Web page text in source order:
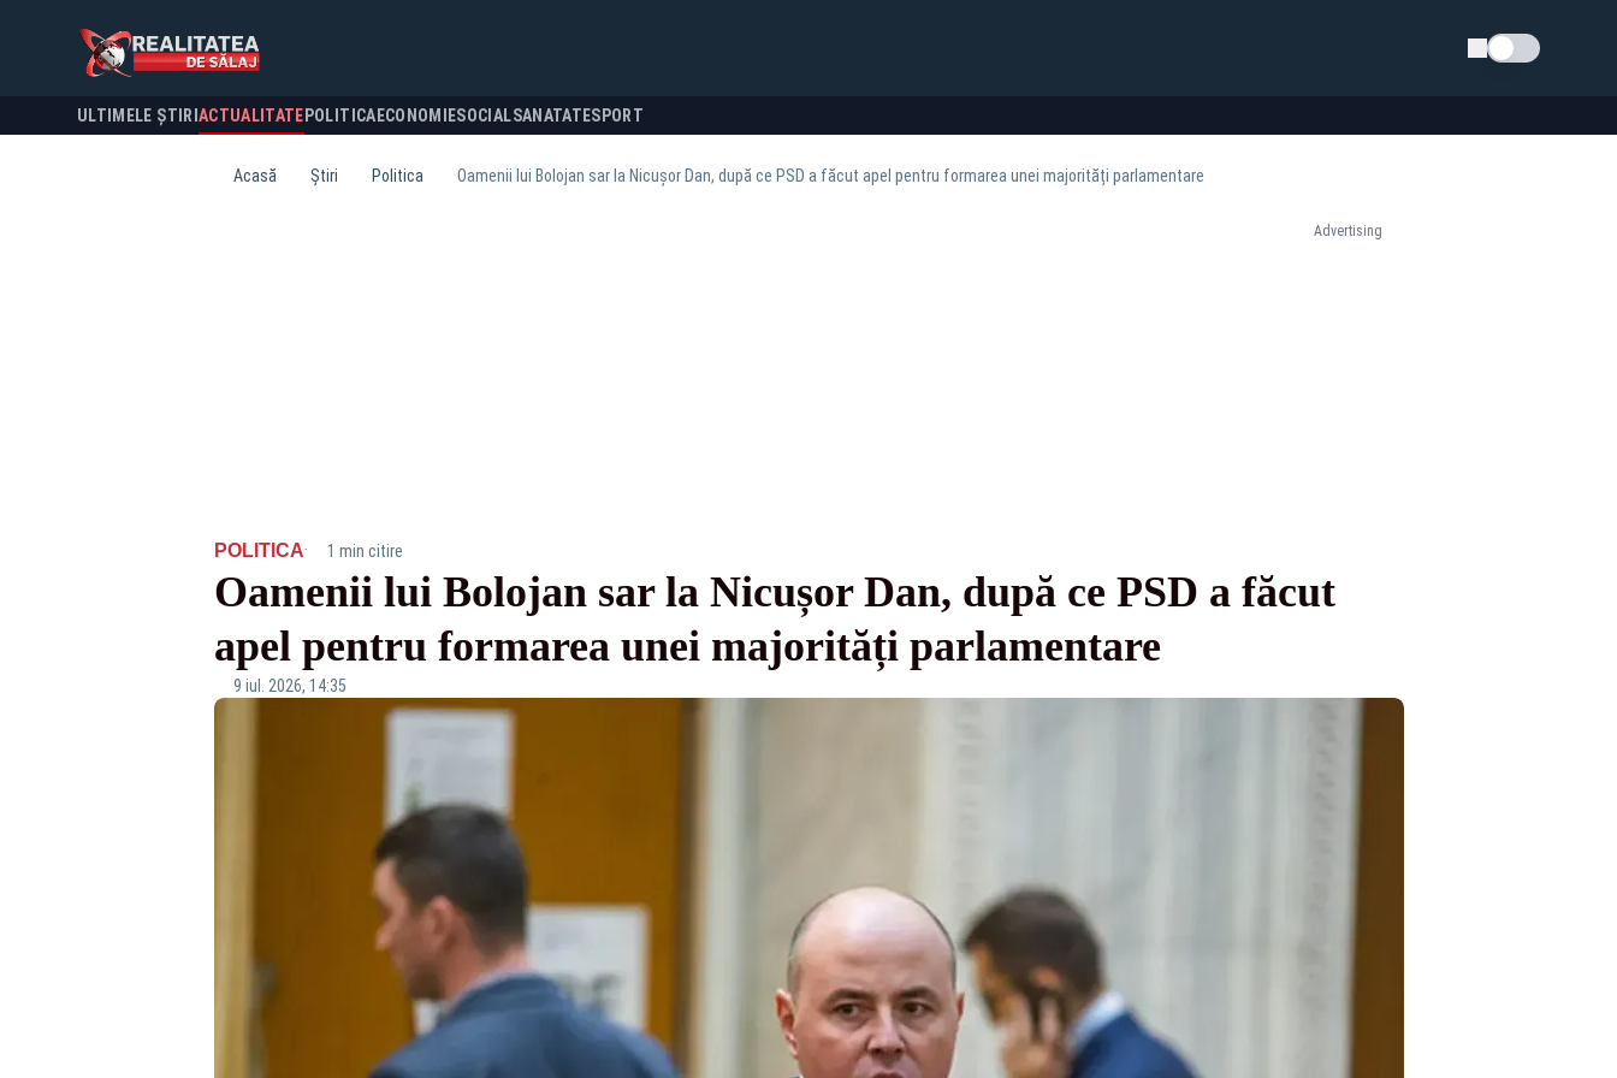
Schimba tema
ULTIMELE ȘTIRI ACTUALITATE POLITICA ECONOMIESOCIALSANATATESPORT
Acasă Știri Politica Oamenii lui Bolojan sar la Nicușor Dan, după ce PSD a făcut apel pentru formarea unei majorități parlamentare
Advertising
POLITICA· 1 min citire
Oamenii lui Bolojan sar la Nicușor Dan, după ce PSD a făcut
apel pentru formarea unei majorități parlamentare
9 iul. 2026, 14:35